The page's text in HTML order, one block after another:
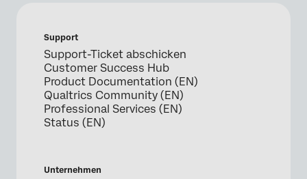
Support
Support-Ticket abschicken
Customer Success Hub
Product Documentation (EN)
Qualtrics Community (EN)
Professional Services (EN)
Status (EN)
Unternehmen